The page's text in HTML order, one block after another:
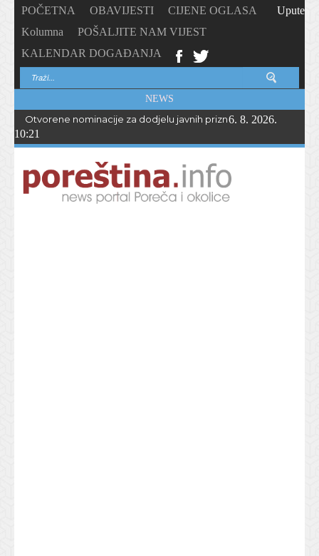
POČETNA OBAVIJESTI
CIJENE OGLASA
Kolumna
POŠALJITE NAM VIJEST
KALENDAR DOGAĐANJA
Upute
NEWS
Otvorene nominacije za dodjelu javnih priznanja Općine
6. 8. 2026.
10:21